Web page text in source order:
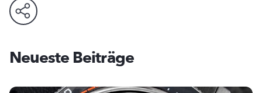
Neueste Beiträge